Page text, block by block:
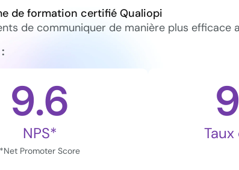
de formation certifié Qualiopi
de communiquer de manière plus efficace
NPS*
9.6
*Net Promoter Score